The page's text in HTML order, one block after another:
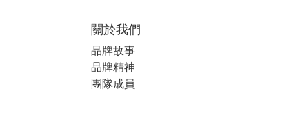
關於我們
品牌故事
品牌精神
團隊成員